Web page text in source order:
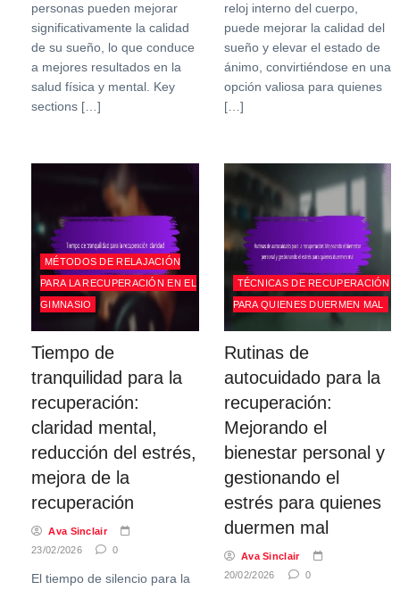
personas pueden mejorar
significativamente la calidad
de su sueño, lo que conduce
a mejores resultados en la
salud física y mental. Key
sections […]
reloj interno del cuerpo,
puede mejorar la calidad del
sueño y elevar el estado de
ánimo, convirtiéndose en una
opción valiosa para quienes
[…]
MÉTODOS DE RELAJACIÓN
PARA LA RECUPERACIÓN EN EL
GIMNASIO
Tiempo de
tranquilidad para la
recuperación:
claridad mental,
reducción del estrés,
mejora de la
recuperación
Ava Sinclair
23/02/2026
0
El tiempo de silencio para la
TÉCNICAS DE RECUPERACIÓN
PARA QUIENES DUERMEN MAL
Rutinas de
autocuidado para la
recuperación:
Mejorando el
bienestar personal y
gestionando el
estrés para quienes
duermen mal
Ava Sinclair
20/02/2026
0